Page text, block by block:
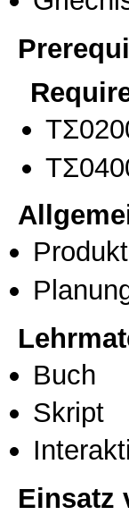
Buch
Skript
Einsatz